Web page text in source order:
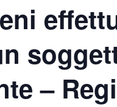
–